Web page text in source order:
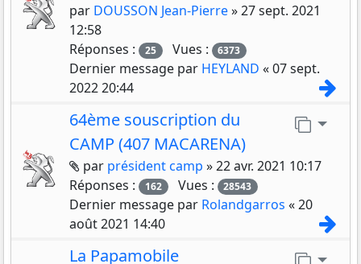
par DOUSSON Jean-Pierre»27 sept. 2021
12:58
Réponses :
25 Vues : 6373
Dernier message par HEYLAND «07 sept.
2022 20:44
Aller
64ème souscription du
CAMP (407 MACARENA)
Pièces jointes
par président camp »22 avr. 2021 10:17
Réponses :
162 Vues : 28543
Dernier message par Rolandgarros «20
août 2021 14:40
Aller
La Papamobile